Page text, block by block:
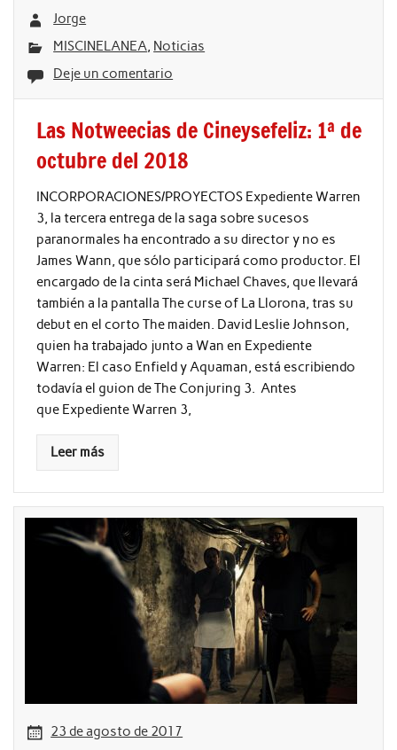
Jorge
MISCINELANEA, Noticias
Deje un comentario
Las Notweecias de Cineysefeliz: 1ª de
octubre del 2018
INCORPORACIONES/PROYECTOS Expediente Warren
3, la tercera entrega de la saga sobre sucesos
paranormales ha encontrado a su director y no es
James Wann, que sólo participará como productor. El
encargado de la cinta será Michael Chaves, que llevará
también a la pantalla The curse of La Llorona, tras su
debut en el corto The maiden. David Leslie Johnson,
quien ha trabajado junto a Wan en Expediente
Warren: El caso Enfield y Aquaman, está escribiendo
todavía el guion de The Conjuring 3. Antes
que Expediente Warren 3,
Leer más
23 de agosto de 2017